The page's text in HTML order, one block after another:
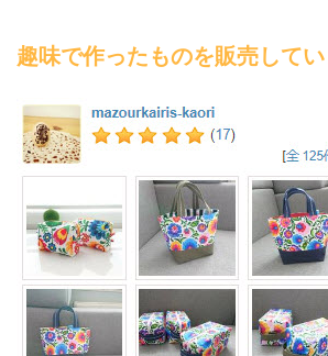
趣味で作ったものを販売して